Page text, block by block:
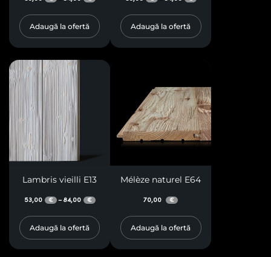
Adaugă la ofertă Adaugă la ofertă
Lambris vieilli E13
53,00 € – 84,00 €
Adaugă la ofertă
Mélèze naturel E64
70,00 €
Adaugă la ofertă